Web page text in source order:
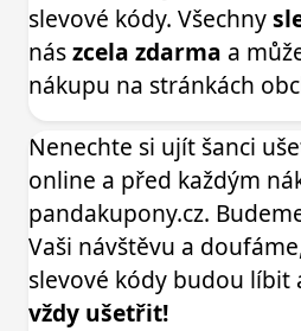
slevové kódy. Všechny
nászcela zdarma a
nákupu na stránkách
Nenechte si ujít šanci
online a před každým
pandakupony.cz.
Vaši návštěvu a
slevové kódy budou líbit
vždy ušetřit!